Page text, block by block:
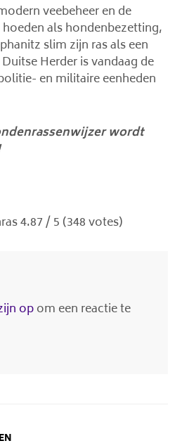
veebeheer en de
als hondenbezetting,
slim zijn ras als een
Herder is vandaag de
en militaire eenheden
wordt
4.87/5 (348votes)
opom een reactie te